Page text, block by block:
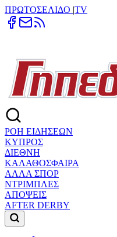
ΠΡΩΤΟΣΕΛΙΔΟ |TV
ΡΟΗ ΕΙΔΗΣΕΩΝ
ΚΥΠΡΟΣ
ΔΙΕΘΝΗ
ΚΑΛΑΘΟΣΦΑΙΡΑ
ΑΛΛΑ ΣΠΟΡ
ΝΤΡΙΜΠΛΕΣ
ΑΠΟΨΕΙΣ
AFTER DERBY